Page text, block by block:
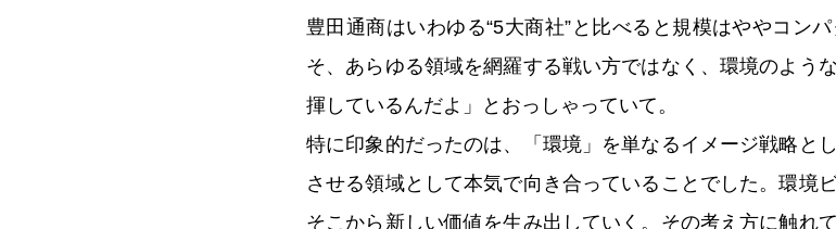
豊田通商はいわゆる“5大商社”と比べると規模はややコン
そ、あらゆる領域を網羅する戦い方ではなく、環境のよう
揮しているんだよ」とおっしゃっていて。
特に印象的だったのは、「環境」を単なるイメージ戦略と
させる領域として本気で向き合っていることでした。環境
そこから新しい価値を生み出していく。その考え方に触れ